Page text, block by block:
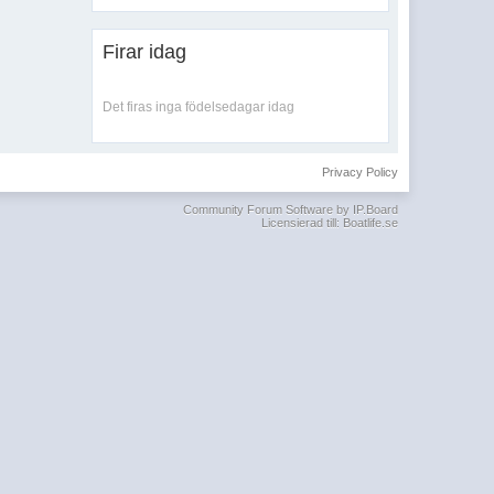
Firar idag
Det firas inga födelsedagar idag
Privacy Policy
Community Forum Software by IP.Board
Licensierad till: Boatlife.se